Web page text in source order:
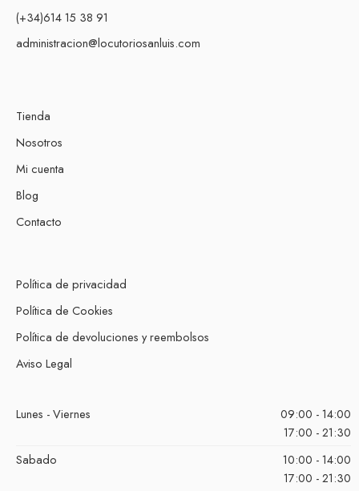
(+34)614 15 38 91
administracion@locutoriosanluis.com
Tienda
Nosotros
Mi cuenta
Blog
Contacto
Política de privacidad
Política de Cookies
Política de devoluciones y reembolsos
Aviso Legal
Lunes - Viernes
09:00 - 14:00
17:00 - 21:30
Sabado
10:00 - 14:00
17:00 - 21:30